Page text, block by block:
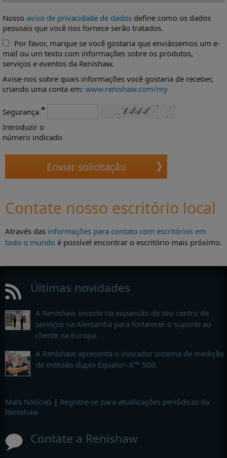
Nosso aviso de privacidade de dados define como os dados
pessoais que você nos fornece serão tratados.
Por favor, marque se você gostaria que enviássemos um e-
mail ou um texto com informações sobre os produtos,
serviços e eventos da Renishaw.
Avise-nos sobre quais informações você gostaria de receber,
criando uma conta em: www.renishaw.com/my
Segurança *
Introduzir o
número indicado
Contate nosso escritório local
Através das informações para contato com escritórios em
todo o mundo é possível encontrar o escritório mais próximo.
Últimas novidades
A Renishaw investe na expansão de seu centro de
serviços na Alemanha para fortalecer o suporte ao
cliente na Europa.
A Renishaw apresenta o inovador sistema de medição
de método duplo Equator–X™ 500.
Mais Notícias | Registre-se para atualizações periódicas da
Renishaw
Contate a Renishaw